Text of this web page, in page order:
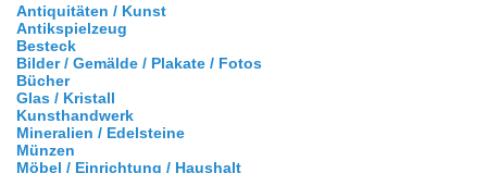
Antiquitäten / Kunst
Antikspielzeug
Besteck
Bilder / Gemälde / Plakate / Fotos
Bücher
Glas / Kristall
Kunsthandwerk
Mineralien / Edelsteine
Münzen
Möbel / Einrichtung / Haushalt